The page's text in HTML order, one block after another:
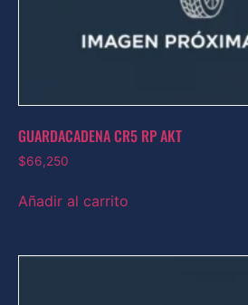
GUARDACADENA CR5 RP AKT
$66,250
Añadir al carrito